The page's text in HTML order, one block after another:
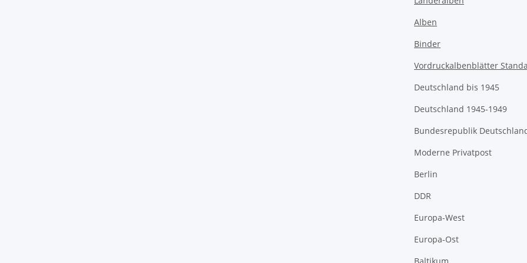
Alben
Binder
Vordruckalbenblätter
Deutschland bis 1945
Deutschland 1945-1949
Bundesrepublik
Moderne Privatpost
Berlin
DDR
Europa-West
Europa-Ost